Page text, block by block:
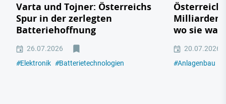
Varta und Tojner: Österreichs
Spur in der zerlegten
Batteriehoffnung
26.07.2026
#Elektronik #Batterietechnologien
Milliarden
wo sie
20.07.2026
#Anlagenbau